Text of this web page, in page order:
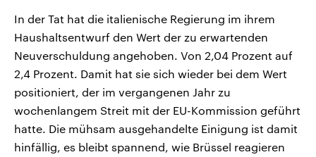
In der Tat hat die italienische Regierung im ihrem
Haushaltsentwurf den Wert der zu erwartenden
Neuverschuldung angehoben. Von 2,04 Prozent auf
2,4 Prozent. Damit hat sie sich wieder bei dem Wert
positioniert, der im vergangenen Jahr zu
wochenlangem Streit mit der EU-Kommission geführt
hatte. Die mühsam ausgehandelte Einigung ist damit
hinfällig, es bleibt spannend, wie Brüssel reagieren